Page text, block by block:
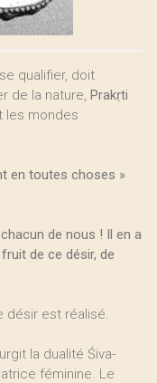
qualifier, doit
de la nature, Prakṛti
les mondes
en toutes choses »
de nous ! Il en a
de ce désir, de
désir est réalisé.
la dualité Śiva-
féminine. Le